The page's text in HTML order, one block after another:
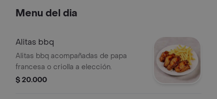
Menu del dia
Alitas bbq
Alitas bbq acompañadas de papa
francesa o criolla a elección.
$ 20.000